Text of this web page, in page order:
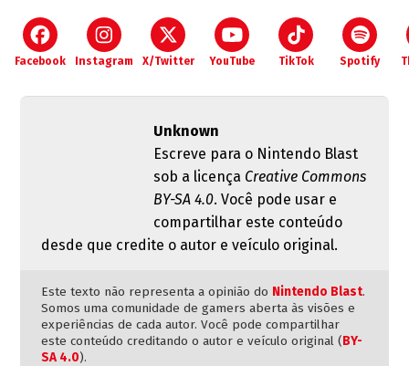
Facebook Instagram X/Twitter YouTube TikTok Spotify
Unknown
Escreve para o Nintendo Blast
sob a licença Creative Commons
BY-SA 4.0. Você pode usar e
compartilhar este conteúdo
desde que credite o autor e veículo original.
Este texto não representa a opinião do Nintendo Blast.
Somos uma comunidade de gamers aberta às visões e
experiências de cada autor. Você pode compartilhar
este conteúdo creditando o autor e veículo original (BY-
SA 4.0).